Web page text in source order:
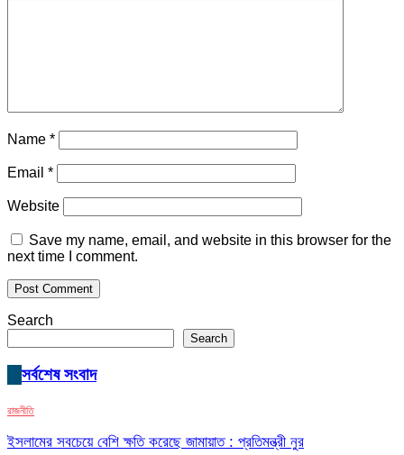
Name *
Email *
Website
Save my name, email, and website in this browser for the
next time I comment.
Search
Search
সর্বশেষ সংবাদ
রাজনীতি
ইসলামের সবচেয়ে বেশি ক্ষতি করেছে জামায়াত : প্রতিমন্ত্রী নুর